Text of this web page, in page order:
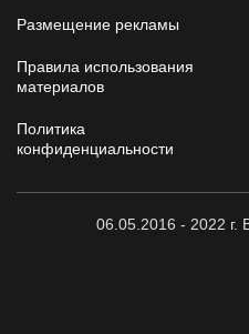
Размещение рекламы
Правила использования
материалов
Политика
конфиденциальности
06.05.2016 - 2022